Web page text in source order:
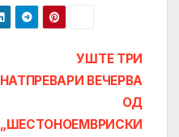
УШТЕ ТРИ
НАТПРЕВАРИ ВЕЧЕРВА
ОД
„ШЕСТОНОЕМВРИСКИ